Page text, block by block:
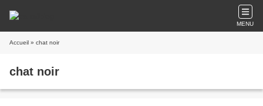
MENU
Accueil » chat noir
chat noir